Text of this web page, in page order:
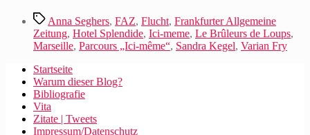
Schlagwörter
Anna Seghers, FAZ, Flucht, Frankfurter Allgemeine
Zeitung, Hotel Splendide, Ici-meme, Le Brûleurs de Loups,
Marseille, Parcours „Ici-même“, Sandra Kegel, Varian Fry
Startseite
Warum dieser Blog?
Bibliografie
Vita
Zitate | Tweets
Impressum/Datenschutz